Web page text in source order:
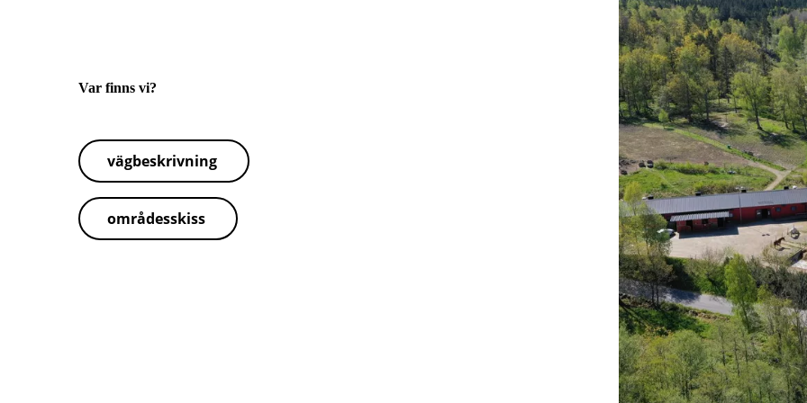
Var finns vi?
vägbeskrivning
områdesskiss